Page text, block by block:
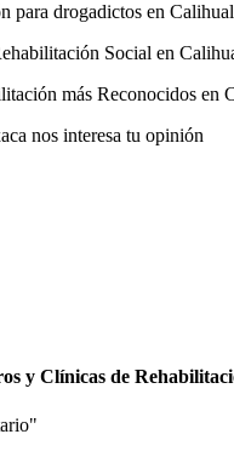
para drogadictos en
Social en
más Reconocidos en
nos interesa tu opinión
y Clínicas de